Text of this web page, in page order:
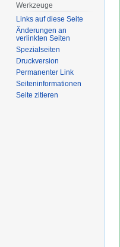
Werkzeuge
Links auf diese Seite
Änderungen an
verlinkten Seiten
Spezialseiten
Druckversion
Permanenter Link
Seiten­­informationen
Seite zitieren